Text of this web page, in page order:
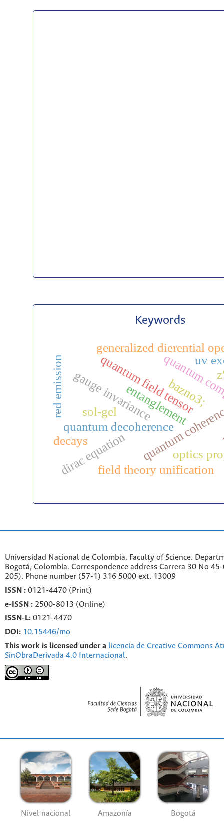
Keywords
quantum
quantum
quantum decoherence
entanglement
generalized dierential
quantum field tensor
field theory unification
gauge invariance
dirac equation
bazno3;
optics
sol-gel
red emission uv
decays
Universidad Nacional de Colombia. Faculty of Science.
Bogotá, Colombia. Correspondence address Carrera 30 No
205). Phone number (57-1) 316 5000 ext. 13009
ISSN : 0121-4470 (Print)
e- ISSN : 2500-8013 (Online)
ISSN-L: 0121-4470
DOI: 10.15446/mo
This work is licensed under a licencia de Creative Commons
SinObraDerivada 4.0 Internacional.
Nivel nacional Amazonía Bogotá